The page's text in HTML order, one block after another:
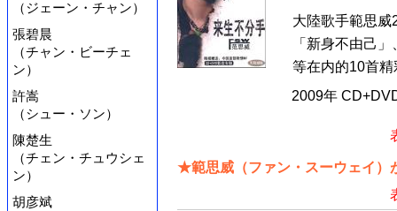
（ジェーン・チャン）
張碧晨
（チャン・ビーチェ
ン）
許嵩
（シュー・ソン）
陳楚生
（チェン・チュウシェ
ン）
胡彦斌
大陸歌手範思
「新身不由己
等在内的10首
2009年
★範思威（ファン・スーウェイ）